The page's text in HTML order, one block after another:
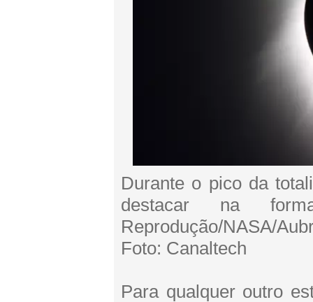
Durante o pico da
destacar na
Reprodução/NASA/
Foto: Canaltech
Para qualquer outro